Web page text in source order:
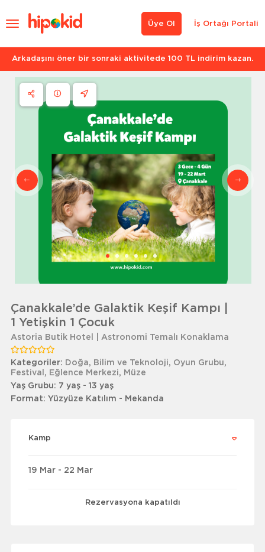
İş Ortağı Portali
Üye Ol
Arkadaşını öner bir sonraki aktivitede 100 TL indirim kazan.
Çanakkale’de Galaktik Keşif Kampı |
1 Yetişkin 1 Çocuk
Astoria Butik Hotel | Astronomi Temalı Konaklama
Kategoriler: Doğa, Bilim ve Teknoloji, Oyun Grubu,
Festival , Eğlence Merkezi, Müze
Yaş Grubu: 7 yaş - 13 yaş
Format: Yüzyüze Katılım - Mekanda
Kamp
19 Mar - 22 Mar
Rezervasyona kapatıldı